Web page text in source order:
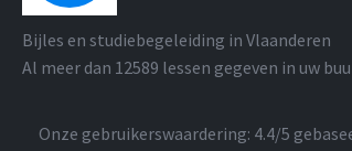
Bijles en studiebegeleiding in Vlaanderen
Al meer dan 12589 lessen gegeven in uw
Onze gebruikerswaardering: 4.4/5